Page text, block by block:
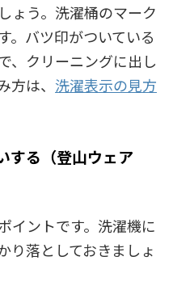
ょう。洗濯桶のマーク
。バツ印がついている
、クリーニングに出し
は、 洗濯表示の見方
する（登山ウェア
イントです。洗濯機に
り落としておきましょ